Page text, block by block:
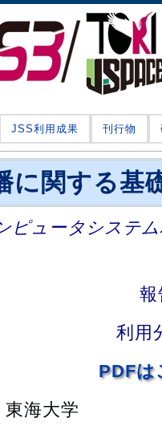
JSS利用成果 刊行物
に関する基
ピュータシステ
報
利用
PDFは
海大学